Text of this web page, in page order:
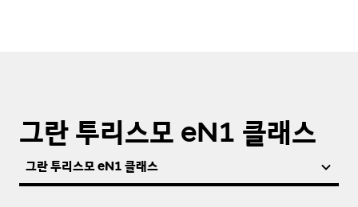
그란 투리스모 eN1 클래스
그란 투리스모 eN1 클래스